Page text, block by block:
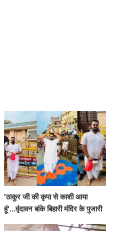
'ठाकुर जी की कृपा से काशी आया
हूं'...वृंदावन बांके बिहारी मंदिर के पुजारी